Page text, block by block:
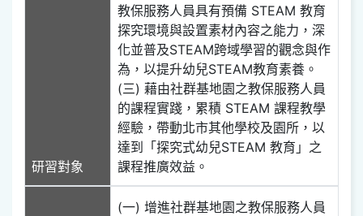
研習對象
教保服務人員具有預備 STEAM 教育
探究環境與設置素材內容之能力，深
化並普及STEAM跨域學習的觀念與作
為，以提升幼兒STEAM教育素養。
(三) 藉由社群基地園之教保服務人員
的課程實踐，累積 STEAM 課程教學
經驗，帶動北市其他學校及園所，以
達到「探究式幼兒STEAM 教育」之
課程推廣效益。
(一) 增進社群基地園之教保服務人員